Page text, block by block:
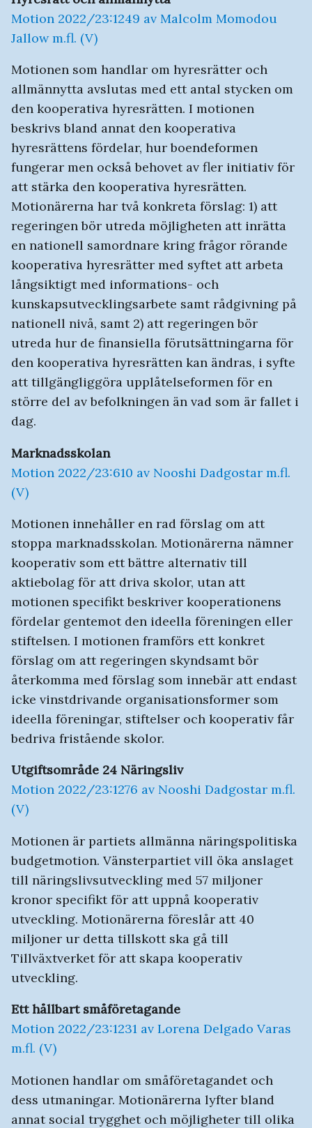
Motion 2022/23:1249 av Malcolm Momodou
Jallow m.fl. (V)
Motionen som handlar om hyresrätter och
allmännytta avslutas med ett antal stycken om
den kooperativa hyresrätten. I motionen
beskrivs bland annat den kooperativa
hyresrättens fördelar, hur boendeformen
fungerar men också behovet av fler initiativ för
att stärka den kooperativa hyresrätten.
Motionärerna har två konkreta förslag: 1) att
regeringen bör utreda möjligheten att inrätta
en nationell samordnare kring frågor rörande
kooperativa hyresrätter med syftet att arbeta
långsiktigt med informations- och
kunskapsutvecklingsarbete samt rådgivning på
nationell nivå, samt 2) att regeringen bör
utreda hur de finansiella förutsättningarna för
den kooperativa hyresrätten kan ändras, i syfte
att tillgängliggöra upplåtelseformen för en
större del av befolkningen än vad som är fallet i
dag.
Marknadsskolan
Motion 2022/23:610 av Nooshi Dadgostar m.fl.
(V)
Motionen innehåller en rad förslag om att
stoppa marknadsskolan. Motionärerna nämner
kooperativ som ett bättre alternativ till
aktiebolag för att driva skolor, utan att
motionen specifikt beskriver kooperationens
fördelar gentemot den ideella föreningen eller
stiftelsen. I motionen framförs ett konkret
förslag om att regeringen skyndsamt bör
återkomma med förslag som innebär att endast
icke vinstdrivande organisationsformer som
ideella föreningar, stiftelser och kooperativ får
bedriva fristående skolor.
Utgiftsområde 24 Näringsliv
Motion 2022/23:1276 av Nooshi Dadgostar m.fl.
(V)
Motionen är partiets allmänna näringspolitiska
budgetmotion. Vänsterpartiet vill öka anslaget
till näringslivsutveckling med 57 miljoner
kronor specifikt för att uppnå kooperativ
utveckling. Motionärerna föreslår att 40
miljoner ur detta tillskott ska gå till
Tillväxtverket för att skapa kooperativ
utveckling.
Ett hållbart småföretagande
Motion 2022/23:1231 av Lorena Delgado Varas
m.fl. (V)
Motionen handlar om småföretagandet och
dess utmaningar. Motionärerna lyfter bland
annat social trygghet och möjligheter till olika